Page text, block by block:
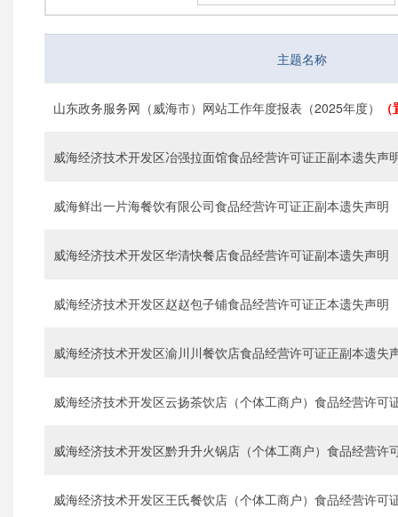
主题名称
山东政务服务网（威海市）网站工作年度报表（2025年度）
威海经济技术开发区冶强拉面馆食品经营许可证正副本遗失声
威海鲜出一片海餐饮有限公司食品经营许可证正副本遗失声明
威海经济技术开发区华清快餐店食品经营许可证副本遗失声明
威海经济技术开发区赵赵包子铺食品经营许可证正本遗失声明
威海经济技术开发区渝川川餐饮店食品经营许可证正副本遗失
威海经济技术开发区云扬茶饮店（个体工商户）食品经营许可
威海经济技术开发区黔升升火锅店（个体工商户）食品经营许
威海经济技术开发区王氏餐饮店（个体工商户）食品经营许可